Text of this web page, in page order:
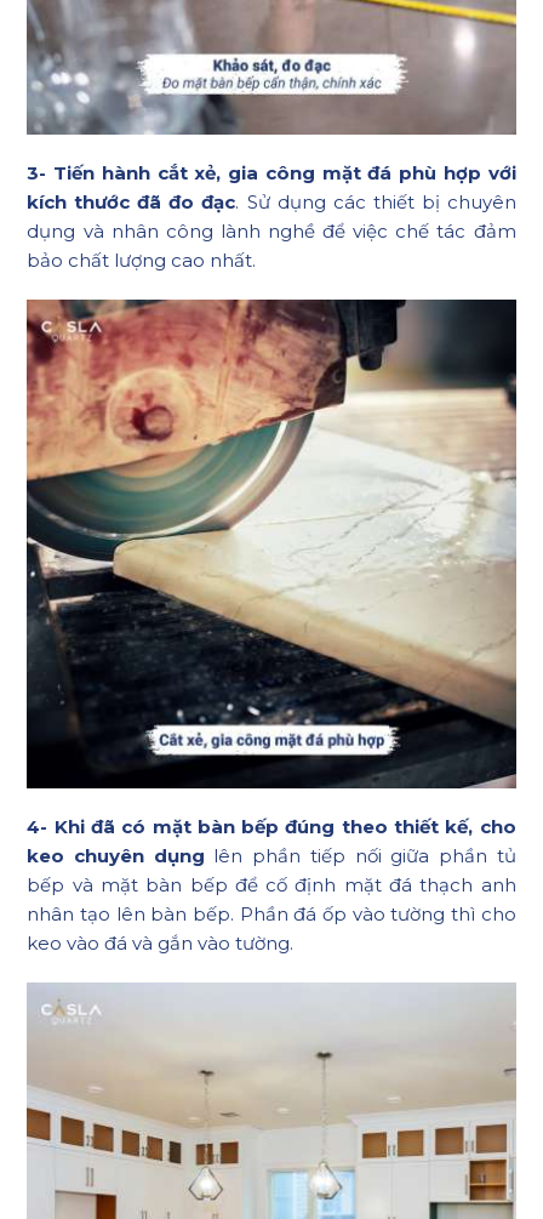
3- Tiến hành cắt xẻ, gia công mặt đá phù hợp với
kích thước đã đo đạc. Sử dụng các thiết bị chuyên
dụng và nhân công lành nghề để việc chế tác đảm
bảo chất lượng cao nhất.
4- Khi đã có mặt bàn bếp đúng theo thiết kế, cho
keo chuyên dụng lên phần tiếp nối giữa phần tủ
bếp và mặt bàn bếp để cố định mặt đá thạch anh
nhân tạo lên bàn bếp. Phần đá ốp vào tường thì cho
keo vào đá và gắn vào tường.